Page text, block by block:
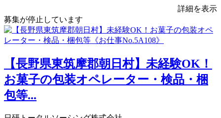
詳細を表示
募集が停止しています
【長野県東筑摩郡朝日村】未経験OK！
お菓子の包装オペレーター・検品・梱
包等...